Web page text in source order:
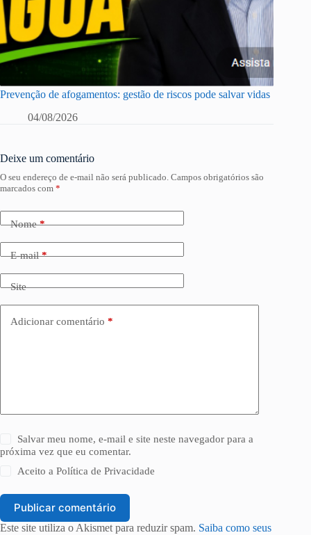
Prevenção de afogamentos: gestão de riscos pode salvar vidas
04/08/2026
Deixe um comentário
O seu endereço de e-mail não será publicado. Campos obrigatórios são
marcados com *
Nome*
E-mail*
Site
Adicionar comentário *
Salvar meu nome, e-mail e site neste navegador para a
próxima vez que eu comentar.
Aceito aPolítica de Privacidade
Publicar comentário
Este site utiliza o Akismet para reduzir spam. Saiba como seus